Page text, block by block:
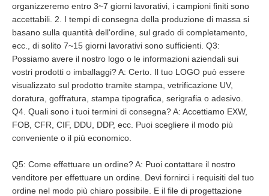
organizzeremo entro 3~7 giorni lavorativi, i campioni finiti sono
accettabili. 2. I tempi di consegna della produzione di massa si
basano sulla quantità dell'ordine, sul grado di completamento,
ecc., di solito 7~15 giorni lavorativi sono sufficienti. Q3:
Possiamo avere il nostro logo o le informazioni aziendali sui
vostri prodotti o imballaggi? A: Certo. Il tuo LOGO può essere
visualizzato sul prodotto tramite stampa, vetrificazione UV,
doratura, goffratura, stampa tipografica, serigrafia o adesivo.
Q4. Quali sono i tuoi termini di consegna? A: Accettiamo EXW,
FOB, CFR, CIF, DDU, DDP, ecc. Puoi scegliere il modo più
conveniente o il più economico.
Q5: Come effettuare un ordine? A: Puoi contattare il nostro
venditore per effettuare un ordine. Devi fornirci i requisiti del tuo
ordine nel modo più chiaro possibile. E il file di progettazione